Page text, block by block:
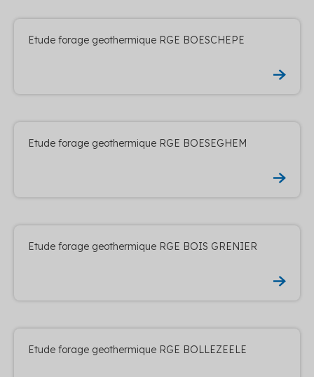
Etude forage geothermique RGE BOESCHEPE
Etude forage geothermique RGE BOESEGHEM
Etude forage geothermique RGE BOIS GRENIER
Etude forage geothermique RGE BOLLEZEELE